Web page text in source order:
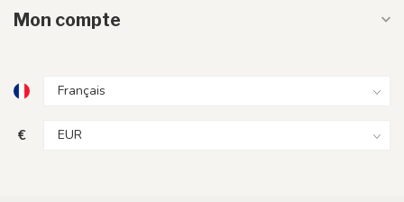
Mon compte
€